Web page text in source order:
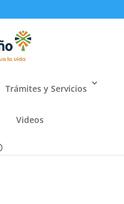
Trámites y Servicios
Videos